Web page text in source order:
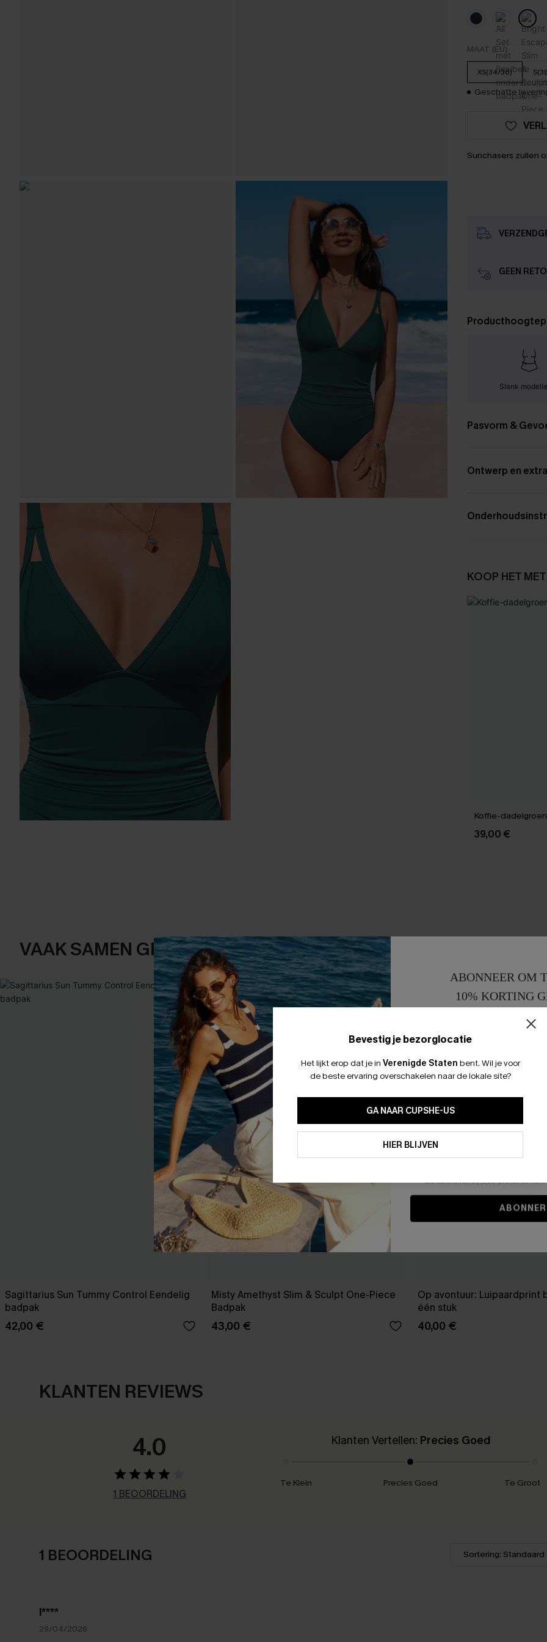
MAAT (EU)
XS(34/36)
Geschatte
Sunchasers zullen
GEEN
Slank
Pasvorm &
Ontwerp en
KOOP HET MET
Koffie-
39,00 €
VAAK SAMEN GEKOCHT
Sagittarius Sun Tummy Control Eendelig
badpak
42,00 €
Misty Amethyst Slim & Sculpt One-Piece
Badpak
43,00 €
Op avontuur: Luipaardprint
één stuk
40,00 €
KLANTEN REVIEWS
4.0
1 BEOORDELING
Klanten Vertellen: Precies Goed
Te Klein Precies Goed Te Groot
1 BEOORDELING Sortering: Standaard
l****
29/04/2026
Bevestig je bezorglocatie
Het lijkt erop dat je in Verenigde Staten bent. Wil je voor
de beste ervaring overschakelen naar de lokale site?
GA NAAR CUPSHE-US
HIER BLIJVEN
ABONNEER OM
10% KORTING
15%
Door je contactgegevens in te
Algemene
stemt er tevens mee in om
en gepersonaliseerde
winkelwagen) en e-mails van
niet vereist voor een aankoop. We
informatie gebruiken om producten
die aansluiten bij jouw profiel. Je